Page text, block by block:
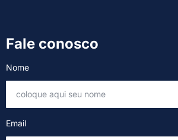
Fale conosco
Nome
Email